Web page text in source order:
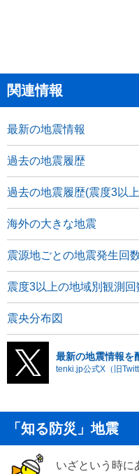
関連情報
最新の地震情報
過去の地震履歴
過去の地震履歴(震度3以
海外の大きな地震
震源地ごとの地震発生回
震度3以上の地域別観測回
震央分布図
最新の地震情報を
tenki.jp公式X（旧
「知る防災」地震
いざという時に